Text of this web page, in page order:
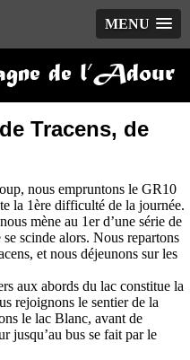
MENU
de l’Adour
Tracens, de
nous empruntons le GR10
la 1ère difficulté de la journée.
mène au 1er d’une série de
scinde alors. Nous repartons
et nous déjeunons sur les
aux abords du lac constitue la
rejoignons le sentier de la
le lac Blanc, avant de
jusqu’au bus se fait par le